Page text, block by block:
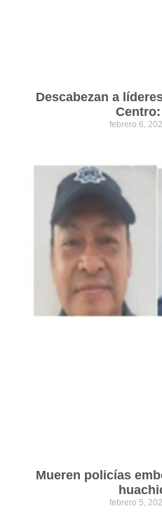
Descabezan a
febrero 6,
Mueren policías
febrero 5,